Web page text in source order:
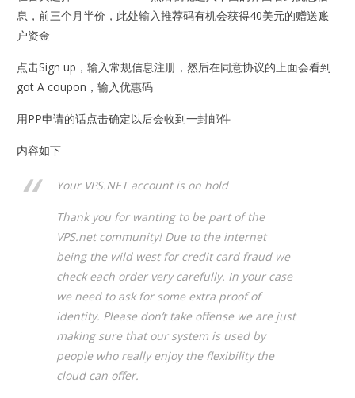
息，前三个月半价，此处输入推荐码有机会获得40美元的赠送账
户资金
点击Sign up，输入常规信息注册，然后在同意协议的上面会看到
got A coupon，输入优惠码
用PP申请的话点击确定以后会收到一封邮件
内容如下
Your VPS.NET account is on hold
Thank you for wanting to be part of the
VPS.net community! Due to the internet
being the wild west for credit card fraud we
check each order very carefully. In your case
we need to ask for some extra proof of
identity. Please don’t take offense we are just
making sure that our system is used by
people who really enjoy the flexibility the
cloud can offer.